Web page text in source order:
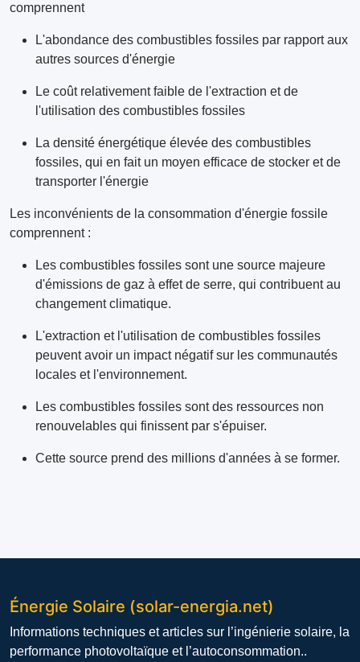
comprennent
L'abondance des combustibles fossiles par rapport aux
autres sources d'énergie
Le coût relativement faible de l'extraction et de
l'utilisation des combustibles fossiles
La densité énergétique élevée des combustibles
fossiles, qui en fait un moyen efficace de stocker et de
transporter l'énergie
Les inconvénients de la consommation d'énergie fossile
comprennent :
Les combustibles fossiles sont une source majeure
d'émissions de gaz à effet de serre, qui contribuent au
changement climatique.
L'extraction et l'utilisation de combustibles fossiles
peuvent avoir un impact négatif sur les communautés
locales et l'environnement.
Les combustibles fossiles sont des ressources non
renouvelables qui finissent par s'épuiser.
Cette source prend des millions d'années à se former.
Énergie Solaire (solar-energia.net)
Informations techniques et articles sur l’ingénierie solaire, la
performance photovoltaïque et l’autoconsommation..